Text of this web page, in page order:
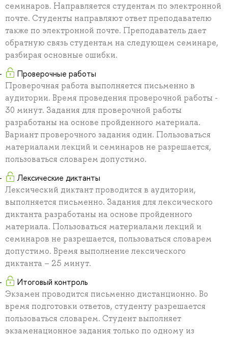
семинаров. Направляется студентам по электронной
почте. Студенты направляют ответ преподавателю
также по электронной почте. Преподаватель дает
обратную связь студентам на следующем семинаре,
разбирая основные ошибки.
Проверочные работы
Проверочная работа выполняется письменно в
аудитории. Время проведения проверочной работы -
30 минут. Задания для проверочной работы
разработаны на основе пройденного материала.
Вариант проверочного задания один. Пользоваться
материалами лекций и семинаров не разрешается,
пользоваться словарем допустимо.
Лексические диктанты
Лексический диктант проводится в аудитории,
выполняется письменно. Задания для лексического
диктанта разработаны на основе пройденного
материала. Пользоваться материалами лекций и
семинаров не разрешается, пользоваться словарем
допустимо. Время выполнение лексического
диктанта – 25 минут.
Итоговый контроль
Экзамен проводится письменно дистанционно. Во
время подготовки ответов, студенту разрешается
пользоваться словарем. Студент выполняет
экзаменационное задания только по одному из